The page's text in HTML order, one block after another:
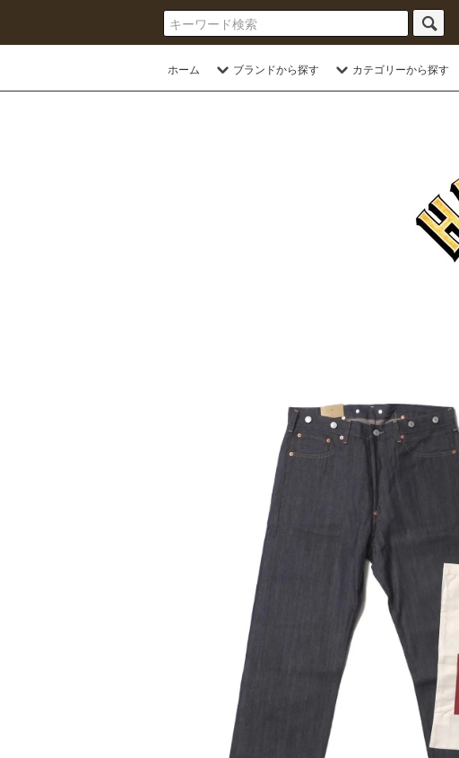
ホーム ブランドから探す カテゴリーから探す